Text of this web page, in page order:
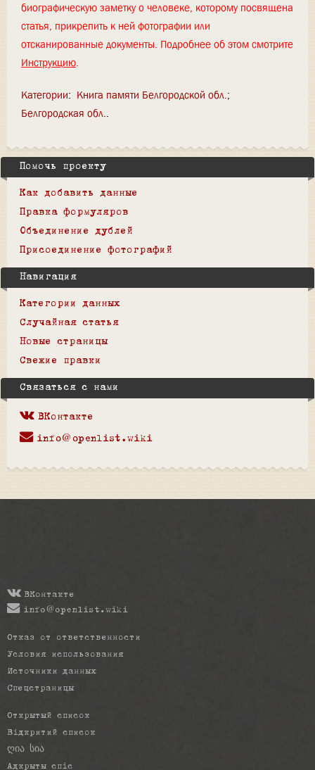
биографическую заметку о человеке, которому посвящена
статья, прикрепить к ней фотографии или
отсканированные документы. Подробнее об этом смотрите
Инструкцию.
Категории: Книга памяти Белгородской обл.
Белгородская обл.
Помочь проекту
Как добавить данные
Правка формуляров
Объединение дублей
Присоединение фотографий
Навигация
Категории данных
Случайная статья
Новые страницы
Свежие правки
Связаться с нами
ВКонтакте
info@openlist.wiki
ВКонтакте
info@openlist.wiki
Отказ от ответственности
Условия использования
Источники данных
Спецстраницы
Открытый список
Відкритий список
ღია სია
Адкрыты спіс